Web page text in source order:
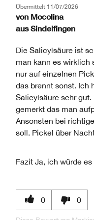
DER
UND
DER
Übermittelt 11/07/2026
von Mocolina
aus Sindelfingen
Die Salicylsäure ist
man kann es wirklich
nur auf einzelnen
das brennt sonst. Ich
Salicylsäure sehr
gemerkt das man
Ansonsten bei
soll. Pickel über
Fazit Ja, ich würde
0 0